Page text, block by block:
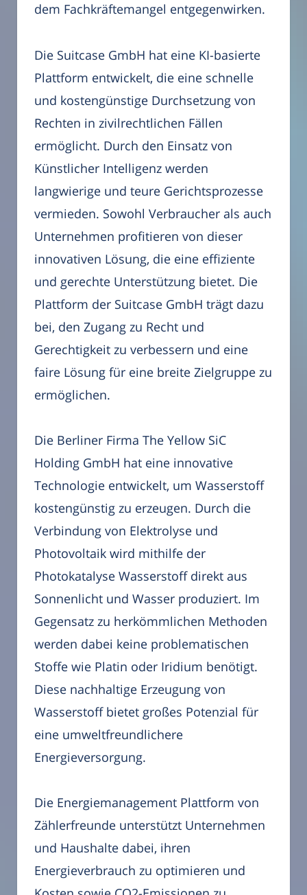
dem Fachkräftemangel entgegenwirken.
Die Suitcase GmbH hat eine KI-basierte
Plattform entwickelt, die eine schnelle
und kostengünstige Durchsetzung von
Rechten in zivilrechtlichen Fällen
ermöglicht. Durch den Einsatz von
Künstlicher Intelligenz werden
langwierige und teure Gerichtsprozesse
vermieden. Sowohl Verbraucher als auch
Unternehmen profitieren von dieser
innovativen Lösung, die eine effiziente
und gerechte Unterstützung bietet. Die
Plattform der Suitcase GmbH trägt dazu
bei, den Zugang zu Recht und
Gerechtigkeit zu verbessern und eine
faire Lösung für eine breite Zielgruppe zu
ermöglichen.
Die Berliner Firma The Yellow SiC
Holding GmbH hat eine innovative
Technologie entwickelt, um Wasserstoff
kostengünstig zu erzeugen. Durch die
Verbindung von Elektrolyse und
Photovoltaik wird mithilfe der
Photokatalyse Wasserstoff direkt aus
Sonnenlicht und Wasser produziert. Im
Gegensatz zu herkömmlichen Methoden
werden dabei keine problematischen
Stoffe wie Platin oder Iridium benötigt.
Diese nachhaltige Erzeugung von
Wasserstoff bietet großes Potenzial für
eine umweltfreundlichere
Energieversorgung.
Die Energiemanagement Plattform von
Zählerfreunde unterstützt Unternehmen
und Haushalte dabei, ihren
Energieverbrauch zu optimieren und